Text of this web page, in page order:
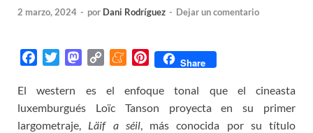
2 marzo, 2024 - por Dani Rodríguez - Dejar un comentario
c
e
b
i
t
t
M
s
t
p
y
L
M
n
e
a
P
n
t
e
Share
El western es el enfoque tonal que el cineasta
luxemburgués Loïc Tanson proyecta en su primer
largometraje, Läif a séil, más conocida por su título